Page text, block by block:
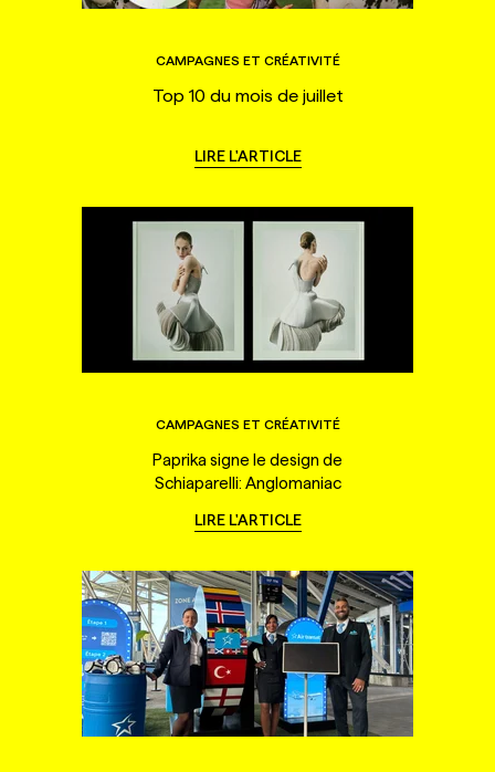
CAMPAGNES ET CRÉATIVITÉ
Top 10 du mois de juillet
LIRE L'ARTICLE
CAMPAGNES ET CRÉATIVITÉ
Paprika signe le design de
Schiaparelli: Anglomaniac
LIRE L'ARTICLE